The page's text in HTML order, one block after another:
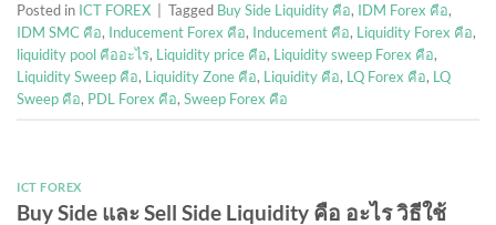
Posted in ICT FOREX Tagged Buy Side Liquidity คือ, IDM Forex คือ,
IDM SMC คือ, Inducement Forex คือ, Inducement คือ, Liquidity Forex คือ,
liquidity pool คืออะไร, Liquidity price คือ, Liquidity sweep Forex คือ,
Liquidity Sweep คือ, Liquidity Zone คือ, Liquidity คือ, LQ Forex คือ, LQ
Sweep คือ, PDL Forex คือ, Sweep Forex คือ
ICT FOREX
Buy Side และ Sell Side Liquidity คือ อะไร วิธีใช้